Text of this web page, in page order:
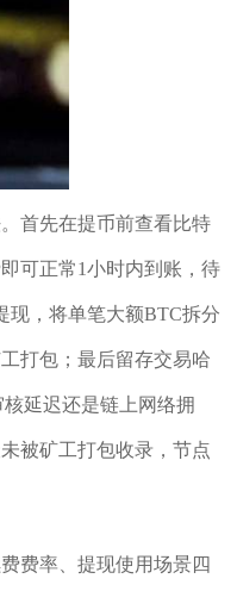
首先在提币前查看比特
可正常1小时内到账，待
现，将单笔大额BTC拆分
打包；最后留存交易哈
延迟还是链上网络拥
被矿工打包收录，节点
费率、提现使用场景四